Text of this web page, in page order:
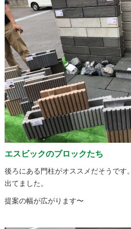
エスビックのブロックたち
後ろにある門柱がオススメだそうです
出てました。
提案の幅が広がります〜